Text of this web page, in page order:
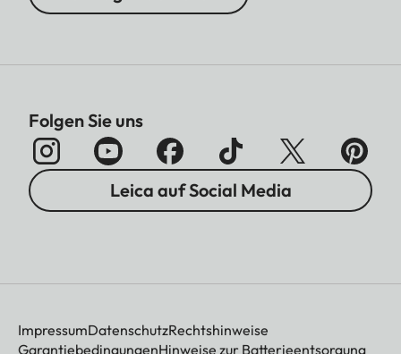
Folgen Sie uns
Leica auf Social Media
ImpressumDatenschutzRechtshinweise
GarantiebedingungenHinweise zur Batterieentsorgung